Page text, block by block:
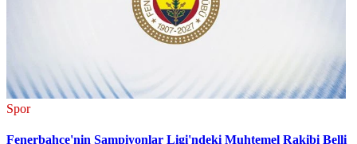
Spor
Fenerbahçe'nin Şampiyonlar Ligi'ndeki Muhtemel Rakibi Belli